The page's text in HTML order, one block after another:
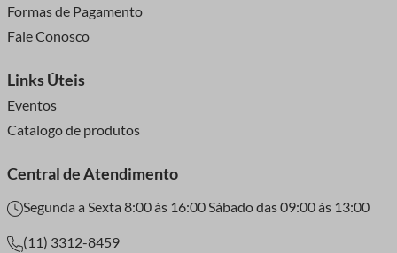
Formas de Pagamento
Fale Conosco
Links Úteis
Eventos
Catalogo de produtos
Central de Atendimento
Segunda a Sexta 8:00 às 16:00 Sábado das 09:00 às 13:00
(11) 3312-8459